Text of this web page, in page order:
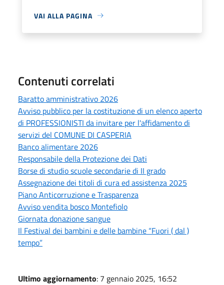
VAI ALLA PAGINA
Contenuti correlati
Baratto amministrativo 2026
Avviso pubblico per la costituzione di un elenco aperto
di PROFESSIONISTI da invitare per l'affidamento di
servizi del COMUNE DI CASPERIA
Banco alimentare 2026
Responsabile della Protezione dei Dati
Borse di studio scuole secondarie di II grado
Assegnazione dei titoli di cura ed assistenza 2025
Piano Anticorruzione e Trasparenza
Avviso vendita bosco Montefiolo
Giornata donazione sangue
Il Festival dei bambini e delle bambine “Fuori ( dal )
tempo”
Ultimo aggiornamento: 7 gennaio 2025, 16:52